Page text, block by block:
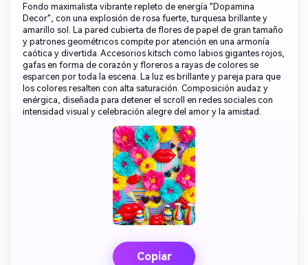
Fondo maximalista vibrante repleto de energía "Dopamina
Decor", con una explosión de rosa fuerte, turquesa brillante y
amarillo sol. La pared cubierta de flores de papel de gran tamaño
y patrones geométricos compite por atención en una armonía
caótica y divertida. Accesorios kitsch como labios gigantes rojos,
gafas en forma de corazón y floreros a rayas de colores se
esparcen por toda la escena. La luz es brillante y pareja para que
los colores resalten con alta saturación. Composición audaz y
enérgica, diseñada para detener el scroll en redes sociales con
intensidad visual y celebración alegre del amor y la amistad.
Copiar